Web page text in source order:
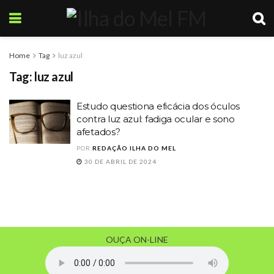
Home Tag luz azul
Tag: luz azul
Estudo questiona eficácia dos óculos
contra luz azul: fadiga ocular e sono
afetados?
POR REDAÇÃO ILHA DO MEL
30 DE ABRIL DE 2024
OUÇA ON-LINE